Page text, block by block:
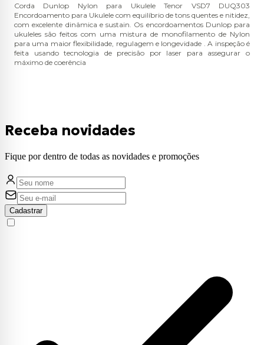
Corda Dunlop Nylon para Ukulele Tenor VSD7 DUQ303
Encordoamento para Ukulele com equilíbrio de tons quentes e nitidez,
com excelente dinâmica e sustain. Os encordoamentos Dunlop para
ukuleles são feitos com uma mistura de monofilamento de Nylon
para uma maior flexibilidade, regulagem e longevidade . A inspeção é
feita usando tecnologia de precisão por laser para assegurar o
máximo de coerência
Receba novidades
Fique por dentro de todas as novidades e promoções
Cadastrar